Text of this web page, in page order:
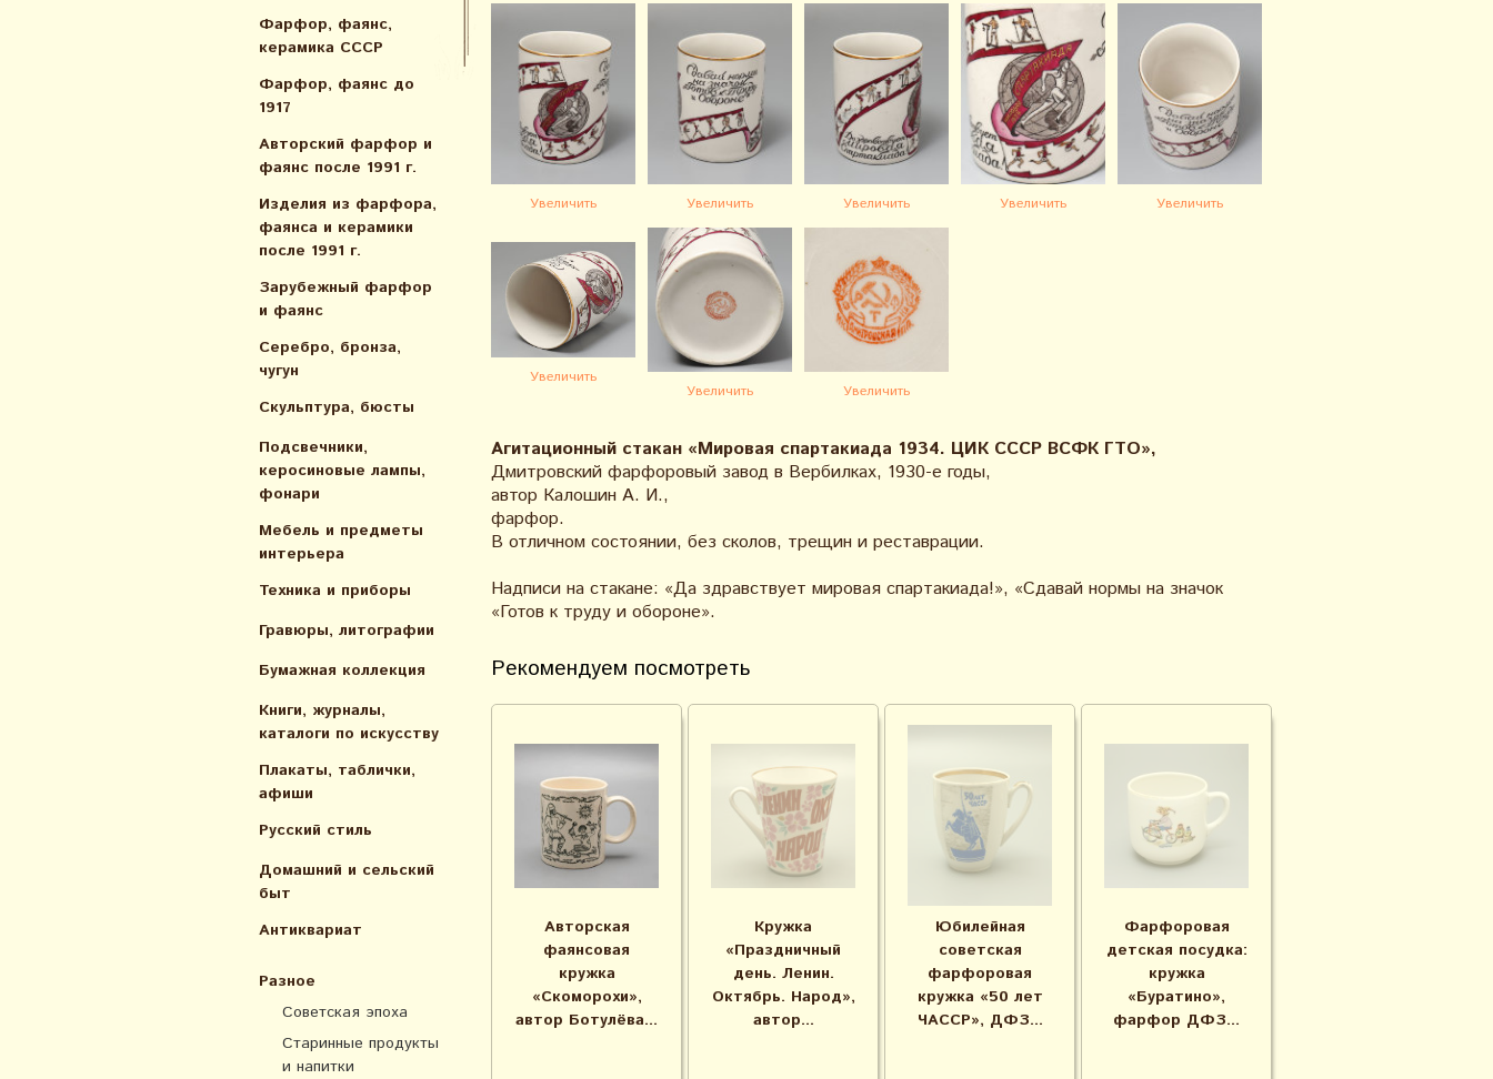
Фарфор, фаянс,
керамика СССР
Фарфор, фаянс до
1917
Авторский фарфор и
фаянс после 1991 г.
Изделия из фарфора,
фаянса и керамики
после 1991 г.
Зарубежный фарфор
и фаянс
Серебро, бронза,
чугун
Скульптура, бюсты
Подсвечники,
керосиновые лампы,
фонари
Мебель и предметы
интерьера
Техника и приборы
Гравюры, литографии
Бумажная коллекция
Книги, журналы,
каталоги по искусcтву
Плакаты, таблички,
афиши
Русский стиль
Домашний и сельский
быт
Антиквариат
Разное
Советская эпоха
Старинные продукты
и напитки
Увеличить Увеличить Увеличить Увеличить Увеличить
Увеличить
Увеличить Увеличить
Агитационный стакан «Мировая спартакиада 1934. ЦИК СССР ВСФК ГТО»,
Дмитровский фарфоровый завод в Вербилках, 1930-е годы,
автор Калошин А. И.,
фарфор.
В отличном состоянии, без сколов, трещин и реставрации.
Надписи на стакане: «Да здравствует мировая спартакиада!», «Сдавай нормы на значок
«Готов к труду и обороне».
Рекомендуем посмотреть
Авторская
фаянсовая
кружка
«Скоморохи»,
автор Ботулёва...
Кружка
«Праздничный
день. Ленин.
Октябрь. Народ»,
автор...
Юбилейная
советская
фарфоровая
кружка «50 лет
ЧАССР», ДФЗ...
Фарфоровая
детская посудка:
кружка
«Буратино»,
фарфор ДФЗ...